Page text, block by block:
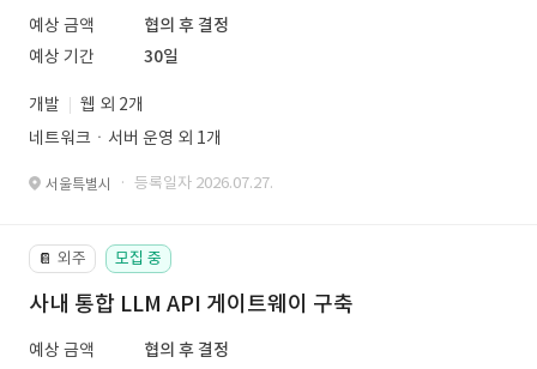
예상 금액
협의 후 결정
예상 기간
30일
개발
웹 외 2개
네트워크ㆍ서버 운영 외 1개
서울특별시 · 등록일자 2026.07.27.
📔 외주 모집 중
사내 통합 LLM API 게이트웨이 구축
예상 금액
협의 후 결정